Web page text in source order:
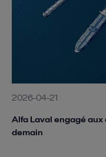
2026-04-21
Alfa Laval engagé
demain